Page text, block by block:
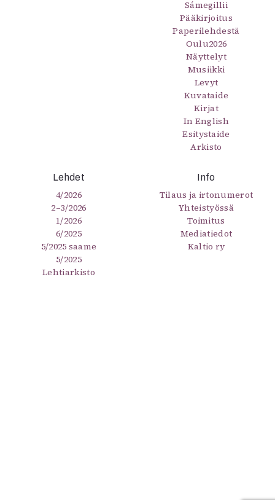
Sámegillii
Pääkirjoitus
Paperilehdestä
Oulu2026
Näyttelyt
Musiikki
Levyt
Kuvataide
Kirjat
In English
Esitystaide
Arkisto
Lehdet
4/2026
2–3/2026
1/2026
6/2025
5/2025 saame
5/2025
Lehtiarkisto
Info
Tilaus ja irtonumerot
Yhteistyössä
Toimitus
Mediatiedot
Kaltio ry